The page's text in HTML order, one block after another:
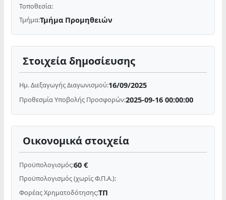
Τοποθεσία:
Τμήμα:Τμήμα Προμηθειών
Στοιχεία δημοσίευσης
Ημ. Διεξαγωγής Διαγωνισμού:16/09/2025
Προθεσμία Υποβολής Προσφορών:2025-09-16 00:00:00
Οικονομικά στοιχεία
Προϋπολογισμός:60 €
Προϋπολογισμός (χωρίς Φ.Π.Α.):
Φορέας Χρηματοδότησης:ΤΠ